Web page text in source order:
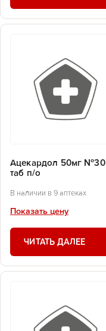
Ацекардол 50мг №30
таб п/о
В наличии в 9 аптеках
Показать цену
ЧИТАТЬ ДАЛЕЕ